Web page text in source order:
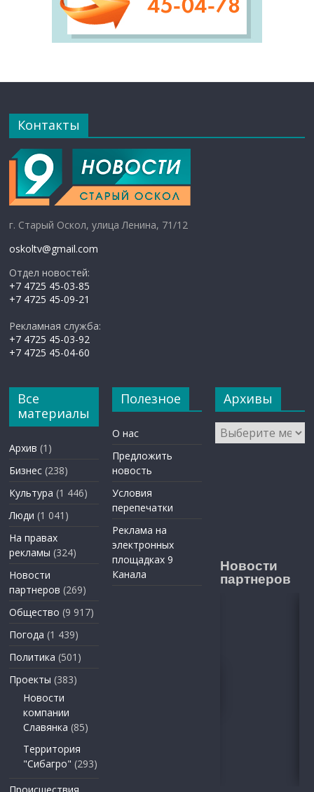
Контакты
г. Старый Оскол, улица Ленина, 71/12
oskoltv@gmail.com
Отдел новостей:
+7 4725 45-03-85
+7 4725 45-09-21
Рекламная служба:
+7 4725 45-03-92
+7 4725 45-04-60
Все
материалы
Архив (1)
Бизнес (238)
Культура (1 446)
Люди (1 041)
На правах
рекламы (324)
Новости
партнеров (269)
Общество (9 917)
Погода (1 439)
Политика (501)
Проекты (383)
Новости
компании
Славянка (85)
Территория
"Сибагро" (293)
Полезное
О нас
Предложить
новость
Условия
перепечатки
Реклама на
электронных
площадках 9
Канала
Архивы
Архивы
Новости
партнеров